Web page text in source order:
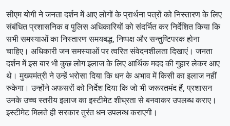
सीएम योगी ने जनता दर्शन में आए लोगों के प्रार्थना पत्रों को निस्तारण के लिए
संबंधित प्रशासनिक व पुलिस अधिकारियों को संदर्भित कर निर्देशित किया कि
सभी समस्याओं का निस्तारण समयबद्ध, निष्पक्ष और सन्तुष्टिपरक होना
चाहिए। अधिकारी जन समस्याओं पर त्वरित संवेदनशीलता दिखाएं। जनता
दर्शन में इस बार भी कुछ लोग इलाज के लिए आर्थिक मदद की गुहार लेकर आए
थे। मुख्यमंत्री ने उन्हें भरोसा दिया कि धन के अभाव में किसी का इलाज नहीं
रुकेगा। उन्होंने अफसरों को निर्देश दिया कि जो भी जरूरतमंद हैं, प्रशासन
उनके उच्च स्तरीय इलाज का इस्टीमेट शीघ्रता से बनवाकर उपलब्ध कराए।
इस्टीमेट मिलते ही सरकार तुरंत धन उपलब्ध कराएगी।